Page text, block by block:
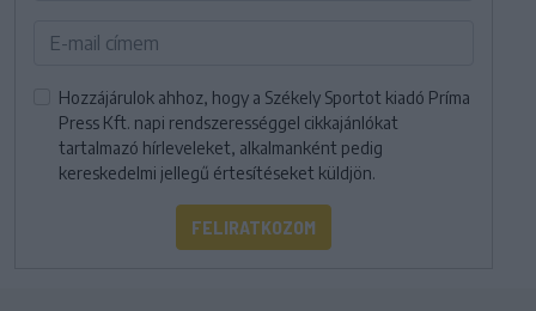
Hozzájárulok ahhoz, hogy a Székely Sportot kiadó Príma
Press Kft. napi rendszerességgel cikkajánlókat
tartalmazó hírleveleket, alkalmanként pedig
kereskedelmi jellegű értesítéseket küldjön.
FELIRATKOZOM